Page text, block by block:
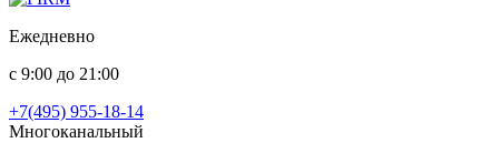
Ежедневно
с 9:00 до 21:00
+7(495) 955-18-14
Многоканальный